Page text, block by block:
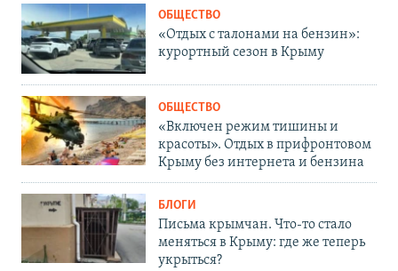
ОБЩЕСТВО
«Отдых с талонами на бензин»:
курортный сезон в Крыму
ОБЩЕСТВО
«Включен режим тишины и
красоты». Отдых в прифронтовом
Крыму без интернета и бензина
БЛОГИ
Письма крымчан. Что-то стало
меняться в Крыму: где же теперь
укрыться?